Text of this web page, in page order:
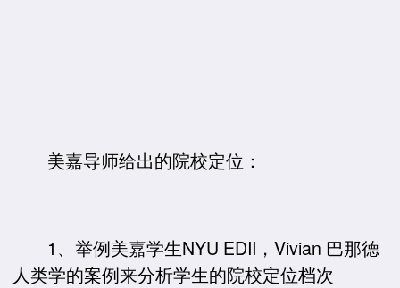
美嘉导师给出的院校定位：
1、举例美嘉学生NYU EDII，Vivian 巴那德
人类学的案例来分析学生的院校定位档次